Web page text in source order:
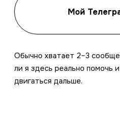
Мой
Обычно хватает 2–3
ли я здесь реально помочь
двигаться дальше.